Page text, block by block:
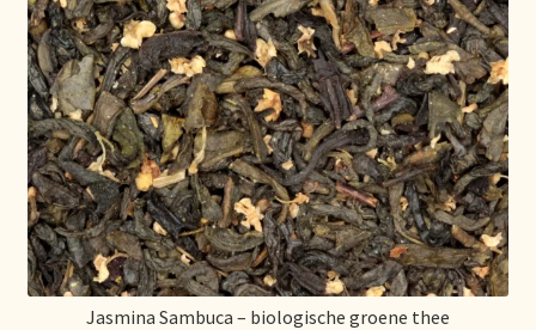
Returns and warranty
Rücksendungen und Garantie
Sécurité alimentaire
Seguridad alimentaria
Shipping and delivery
Jasmina Sambuca – biologische groene thee